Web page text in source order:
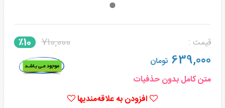
قیمت : 710,000 ٪10
639,000 تومان
متن کامل بدون حذفیات
افزودن به علاقه‌مندیها